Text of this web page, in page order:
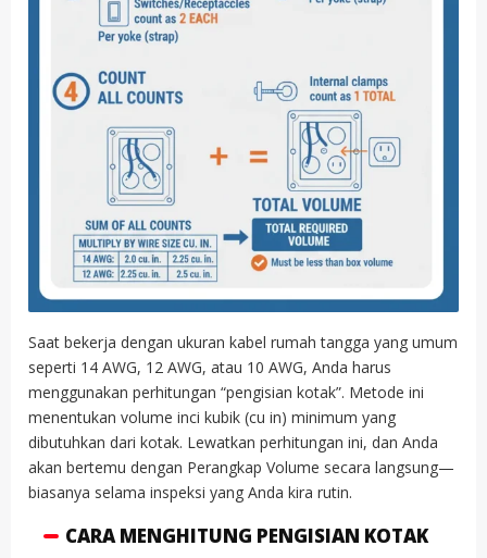
Saat bekerja dengan ukuran kabel rumah tangga yang umum
seperti 14 AWG, 12 AWG, atau 10 AWG, Anda harus
menggunakan perhitungan “pengisian kotak”. Metode ini
menentukan volume inci kubik (cu in) minimum yang
dibutuhkan dari kotak. Lewatkan perhitungan ini, dan Anda
akan bertemu dengan Perangkap Volume secara langsung—
biasanya selama inspeksi yang Anda kira rutin.
CARA MENGHITUNG PENGISIAN KOTAK